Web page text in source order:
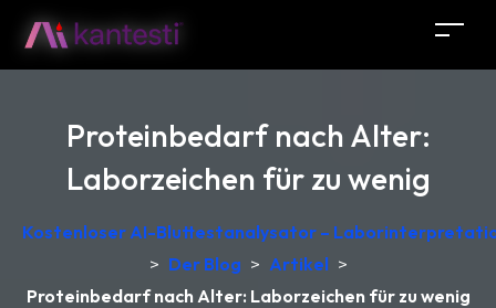
Proteinbedarf nach Alter:
Laborzeichen für zu wenig
Kostenloser AI-Bluttestanalysator –
> Der Blog > Artikel >
Proteinbedarf nach Alter: Laborzeichen für zu wenig